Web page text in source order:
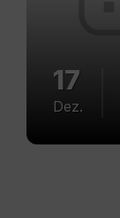
17
Dez.